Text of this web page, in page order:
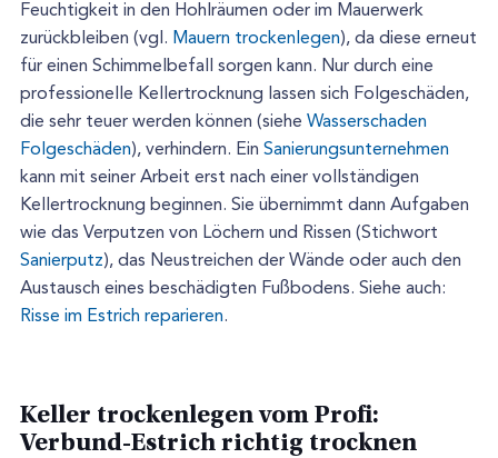
Feuchtigkeit in den Hohlräumen oder im Mauerwerk
zurückbleiben (vgl. Mauern trockenlegen), da diese erneut
für einen Schimmelbefall sorgen kann. Nur durch eine
professionelle Kellertrocknung lassen sich Folgeschäden,
die sehr teuer werden können (siehe Wasserschaden
Folgeschäden), verhindern. Ein Sanierungsunternehmen
kann mit seiner Arbeit erst nach einer vollständigen
Kellertrocknung beginnen. Sie übernimmt dann Aufgaben
wie das Verputzen von Löchern und Rissen (Stichwort
Sanierputz), das Neustreichen der Wände oder auch den
Austausch eines beschädigten Fußbodens. Siehe auch:
Risse im Estrich reparieren.
Keller trockenlegen vom Profi:
Verbund-Estrich richtig trocknen